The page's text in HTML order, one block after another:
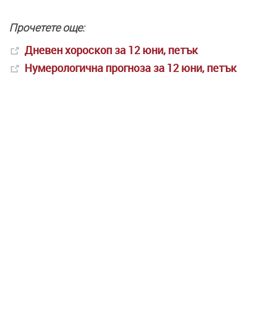
Прочетете още:
Дневен хороскоп за 12 юни, петък
Нумерологична прогноза за 12 юни, петък